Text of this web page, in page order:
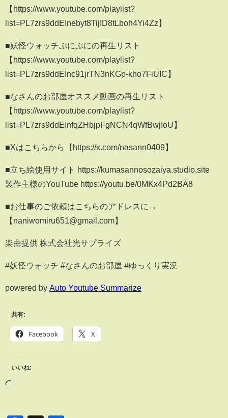
【https://www.youtube.com/playlist?
list=PL7zrs9ddEInebyt8TijID8tLboh4Yi4Zz】
■妖怪ウォッチぷにぷにの再生リスト
【https://www.youtube.com/playlist?
list=PL7zrs9ddEInc91jrTN3nKGp-kho7FiUIC】
■なさんのお部屋オススメ動画の再生リスト
【https://www.youtube.com/playlist?
list=PL7zrs9ddEInfqZHbjpFgNCN4qWfBwjIoU】
■Xはこちらから【https://x.com/nasann0409】
■立ち絵使用サイト https://kumasannosozaiya.studio.site
製作主様のYouTube https://youtu.be/0MKx4Pd2BA8
■お仕事のご依頼はこちらのアドレスに→
【naniwomiru651@gmail.com】
楽曲提供 株式会社光サプライズ
#妖怪ウォッチ #なさんのお部屋 #ゆっくり実況
powered by Auto Youtube Summarize
共有:
Facebook X
いいね: